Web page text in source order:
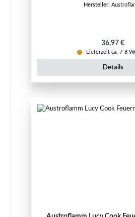
Hersteller:
Regulärer
36,97 €
Lieferzeit ca. 7-8
Details